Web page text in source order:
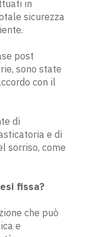
in
sicurezza
post
sono state
con il
di
e di
sorriso, come
fissa?
che può
e